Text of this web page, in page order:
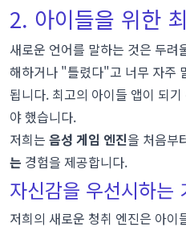
2. 아이들을 위한
새로운 언어를 말하는 것은 두려
해하거나 "틀렸다"고 너무 자주
됩니다. 최고의 아이들 앱이 되
야 했습니다.
저희는 음성 게임 엔진을 처음부
는 경험을 제공합니다.
자신감을 우선시하는
저희의 새로운 청취 엔진은 아